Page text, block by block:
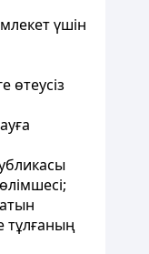
үшін
өтеусіз
тұлғаның